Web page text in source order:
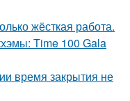
жёсткая работа.
Time 100 Gala
время закрытия не